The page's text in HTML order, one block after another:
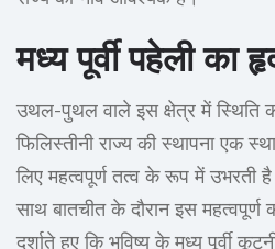
मध्य पूर्वी पहेली का
उथल-पुथल वाले इस क्षेत्र में स्थिति
फिलिस्तीनी राज्य की स्थापना एक
लिए महत्वपूर्ण तत्व के रूप में उभरती
साथ बातचीत के दौरान इस
दर्शाते हुए कि भविष्य के मध्य पूर्वी